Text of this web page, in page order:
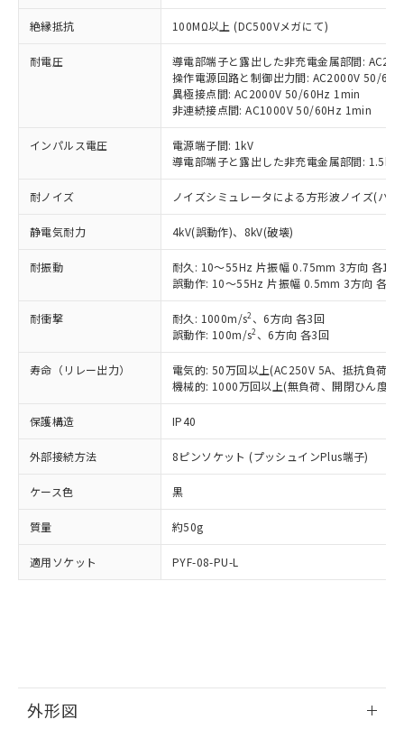
絶縁抵抗 100MΩ以上 (DC500Vメガにて)
耐電圧
導電部端子と露出した非充電金属部間:
操作電源回路と制御出力間: AC2000V 50/
異極接点間: AC2000V 50/60Hz 1min
非連続接点間: AC1000V 50/60Hz 1min
インパルス電圧
電源端子間: 1kV
導電部端子と露出した非充電金属部間: 1.5kV
耐ノイズ ノイズシミュレータによる方形波ノイズ(パ
静電気耐力 4kV(誤動作)、8kV(破壊)
耐振動
耐久: 10～55Hz 片振幅 0.75mm 3方向 各1h
誤動作: 10～55Hz 片振幅 0.5mm 3方向 各
耐衝撃 耐久: 1000m/s2 、6方向 各3回
誤動作: 100m/s2 、6方向 各3回
寿命（リレー出力）
電気的: 50万回以上(AC250V 5A、抵抗負荷
機械的: 1000万回以上(無負荷、開閉ひん度
保護構造 IP40
外部接続方法 8ピンソケット (プッシュインPlus端子)
ケース色 黒
質量 約50g
適用ソケット PYF-08-PU-L
外形図
ご利用条件
以下の条件をお読みいただき、同意のうえ
ご利用ください。
本サービスは、当社制御機器事業取扱
商品の当社在庫状況および標準価格
(税抜)を提供させていただくもので
本サービスの対象外となる商品もある
ことをご了承ください。
在庫状況および標準価格照会結果は、
記載している更新日時点での社内デー
タに基づき作成されるものであり、閲
覧された時点での実際の在庫および標
準価格とは異なる場合があることをご
了承ください。
正式な納期状況および標準価格はお客
様のお取引先、またはお客様担当のオ
ムロン制御機器販売店・当社販売員に
ご相談ください。
オムロン制御機器販売店や当社販売拠
販売ネットワーク
」をご確認
在庫状況および標準価格結果を当社の
事前の承諾なく第三者に漏洩または開
示しないようお願いします。
マイパーツ機能（部品リスト作成サー
対応予定：EU RoHS指令（10物質）の非含
有に対応した製品に切り替える予定のある
対応予定なし：EU RoHS指令（10物質）の
非含有に非対応の商品で、対応品を出す予
定はありません。
調査・確認中：EU RoHS指令（10物質）の
非含有の対応状況を調査中または確認中の
非該当品：ライセンス料など無形物で、有
害物質有無と関係のない商品です。
仕入先様の事情により、非含有部品として
いたものが、含有品と判明した場合などや
ミウム(Cd) 100ppm以下、
六価クロム(Cr(Ⅵ)) 1000ppm以下、ポリ臭化ビフェニル
(PBDE) 1000ppm以下、フタル酸ビス(2-エチルヘキシ
ル) (DEHP)(別名：DOP) 1000ppm以下、フタル酸ブチ
ルベンジル（BBP） 1000ppm以下、フタル酸ジブチル
（DBP） 1000ppm以下、フタル酸ジイソブチル
(DIBP) 1000ppm以下
但し、RoHS指令で産業用監視および制御機器に対する
適用除外項目は除く。
フタル酸エステル類の４物質については閾値を超える意
※2 対応予定月
部品在庫の切り替え状況などにより、予定
月が前後することがあります。
下記の非含有証明書をダウンロードするこ
とができます。
※1 中国RoHS○×表
「○」：最大均質材料含有率が中国RoHSの
基準値以下であることを示します。
「×」：最大均質材料含有率が中国RoHSの
基準値を超えていることを示します。
「－」：未確認です。当社販売部門へお問
い合わせください。
*中国RoHS10物質の基準値 (GB/T26572)：
Pb(鉛) :1000ppm、 Hg(水銀) : 1000ppm、 Cd(カドミウ
Cr(Ⅵ)(六価クロム) : 1000ppm、 PBBs(ポリ臭化ビフェ
ニル類) : 1000ppm、 PBDEs(ポリ臭化ジフェニルエーテ
ル類) : 1000ppm、
DBP(フタル酸ジブチル) : 1000ppm、 DIBP(フタル酸ジ
イソブチル) : 1000ppm、 BBP(フタル酸ブチルベンジ
ル) : 1000ppm、
※2 環境保護使用期限
「ｅ」：有害物質（10物質）のすべてが基
準値以下であることを示します。
「10」：通常の使用状況下において有害物
質が外部に漏えいし、環境に深刻な影響を
当社は、これら貴社製品のうち、外国
為替および外国貿易法に定める商品
（以下｢規制貨物等」という）を輸出
または国外への提供する場合は、日本
国政府の輸出許可(または役務取引許
可)を取得するなどの必要な手続きを
とります。
当社は規制貨物を破棄する場合は、完
全に破砕するなど、違法に輸出されな
当社は貴社製品を、核兵器、ミサイ
ル、化学兵器、生物兵器またはその他
武器並びにこれらの製造装置等に一切
使用いたしません。
当社は、貴社製品を第三者に販売する
場合は、上記1、2および3の内容を当
該第三者に通知します。また当社は、
販売先および販売に係わる関係者が違
法に輸出するおそれがある場合は、取
○ 一定数以上の在庫あり
一定数には満たないが在庫あり
－
在庫なし(最新の在庫状況につ
いては、お客様のお取引先、ま
たはお客様担当のオムロン制御
機器販売店・当社販売員にご確
認ください)
空
受注生産機種、また在庫状況の